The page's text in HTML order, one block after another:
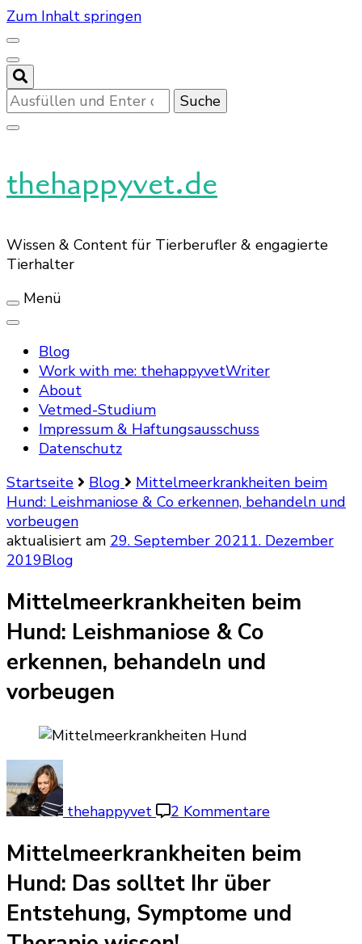
Zum Inhalt springen
Suchst
du
nach
thehappyvet.de
Wissen & Content für Tierberufler & engagierte
Tierhalter
Menü
Blog
Work with me: thehappyvetWriter
About
Vetmed-Studium
Impressum & Haftungsausschuss
Datenschutz
Startseite
Blog
Mittelmeerkrankheiten beim
Hund: Leishmaniose & Co erkennen, behandeln und
vorbeugen
aktualisiert am 29. September 20211. Dezember
2019Blog
Mittelmeerkrankheiten beim
Hund: Leishmaniose & Co
erkennen, behandeln und
vorbeugen
thehappyvet 2 Kommentarebeim
Leishmaniose
&
Co
erkennen,
behandeln
Mittelmeerkrankheiten beim
Hund: Das solltet Ihr über
Entstehung, Symptome und